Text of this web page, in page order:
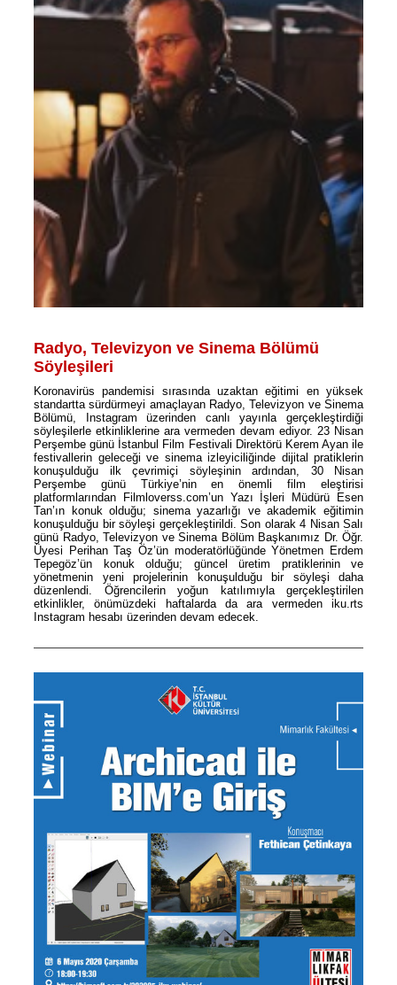
Radyo, Televizyon ve Sinema Bölümü
Söyleşileri
Koronavirüs pandemisi sırasında uzaktan eğitimi en yüksek
standartta sürdürmeyi amaçlayan Radyo, Televizyon ve Sinema
Bölümü, Instagram üzerinden canlı yayınla gerçekleştirdiği
söyleşilerle etkinliklerine ara vermeden devam ediyor. 23 Nisan
Perşembe günü İstanbul Film Festivali Direktörü Kerem Ayan ile
festivallerin geleceği ve sinema izleyiciliğinde dijital pratiklerin
konuşulduğu ilk çevrimiçi söyleşinin ardından, 30 Nisan
Perşembe günü Türkiye’nin en önemli film eleştirisi
platformlarından Filmloverss.com’un Yazı İşleri Müdürü Esen
Tan’ın konuk olduğu; sinema yazarlığı ve akademik eğitimin
konuşulduğu bir söyleşi gerçekleştirildi. Son olarak 4 Nisan Salı
günü Radyo, Televizyon ve Sinema Bölüm Başkanımız Dr. Öğr.
Üyesi Perihan Taş Öz’ün moderatörlüğünde Yönetmen Erdem
Tepegöz’ün konuk olduğu; güncel üretim pratiklerinin ve
yönetmenin yeni projelerinin konuşulduğu bir söyleşi daha
düzenlendi. Öğrencilerin yoğun katılımıyla gerçekleştirilen
etkinlikler, önümüzdeki haftalarda da ara vermeden iku.rts
Instagram hesabı üzerinden devam edecek.